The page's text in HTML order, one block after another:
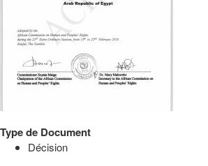
Type de Document
Décision